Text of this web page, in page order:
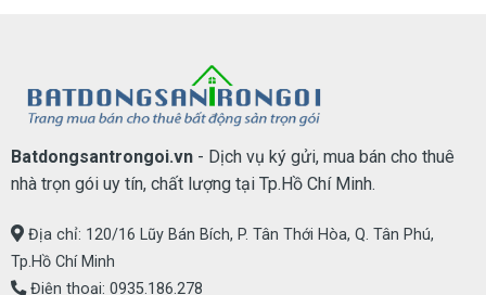
Batdongsantrongoi.vn- Dịch vụ ký gửi, mua bán cho thuê
nhà trọn gói uy tín, chất lượng tại Tp.Hồ Chí Minh.
Địa chỉ: 120/16 Lũy Bán Bích, P. Tân Thới Hòa, Q. Tân Phú,
Tp.Hồ Chí Minh
Điện thoại: 0935.186.278